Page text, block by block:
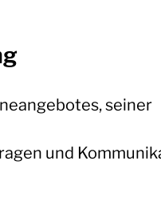
seiner
und